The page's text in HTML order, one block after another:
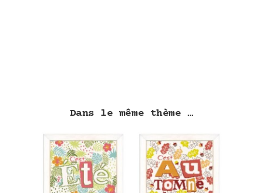
Dans le même thème …
AJOUTER AU
PANIER
AJOUTER AU
PANIER